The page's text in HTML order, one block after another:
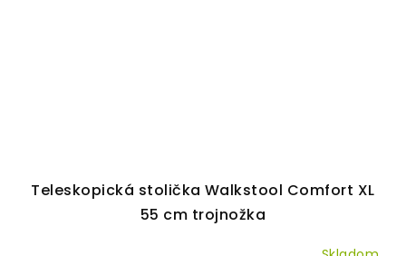
Teleskopická stolička Walkstool Comfort XL
55 cm trojnožka